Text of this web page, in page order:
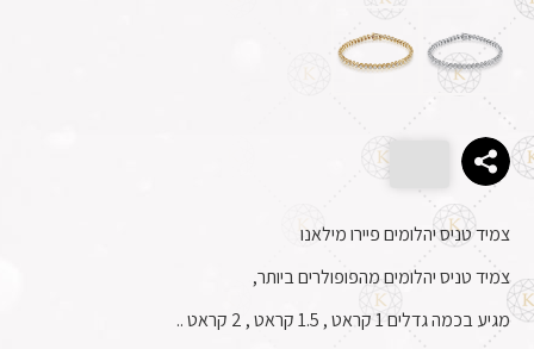
צמיד טניס יהלומים פיירו מילאנו
צמיד טניס יהלומים מהפופולרים ביותר,
מגיע בכמה גדלים 1 קראט , 1.5 קראט , 2 קראט ..